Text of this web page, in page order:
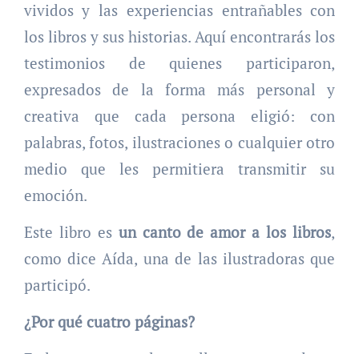
vividos y las experiencias entrañables con
los libros y sus historias. Aquí encontrarás los
testimonios de quienes participaron,
expresados de la forma más personal y
creativa que cada persona eligió: con
palabras, fotos, ilustraciones o cualquier otro
medio que les permitiera transmitir su
emoción.
Este libro es un canto de amor a los libros,
como dice Aída, una de las ilustradoras que
participó.
¿Por qué cuatro páginas?